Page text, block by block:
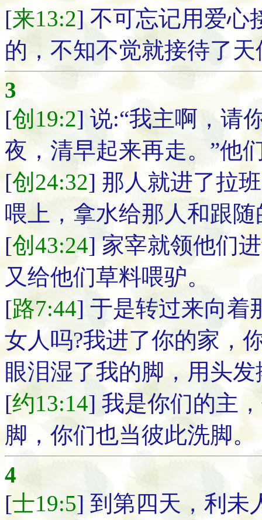
[来13:2] 不可忘记用爱心
的，不知不觉就接待了天
3
[创19:2] 说:“我主啊，请
夜，清早起来再走。”他
[创24:32] 那人就进了拉
喂上，拿水给那人和跟
[创43:24] 家宰就领他们
又给他们草料喂驴。
[路7:44] 于是转过来向着
女人吗?我进了你的家，
眼泪湿了我的脚，用头
[约13:14] 我是你们的主
脚，你们也当彼此洗脚。
4
[士19:5] 到第四天，利未